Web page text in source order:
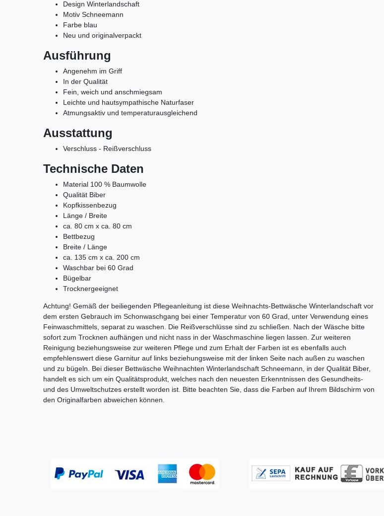
Design Winterlandschaft
Motiv Schneemann
Farbe blau
Neu und originalverpackt
Ausführung
Angenehm im Griff
In der Qualität
Fein, weich und anschmiegsam
Leichte und hautsympathische Naturfaser
Atmungsaktiv und temperaturausgleichend
Ausstattung
Verschluss - Reißverschluss
Technische Daten
Material 100 % Baumwolle
Qualität Biber
Kopfkissenbezug
Länge / Breite
ca. 80 cm x ca. 80 cm
Bettbezug
Breite / Länge
ca. 135 cm x ca. 200 cm
Waschbar bei 60 Grad
Bügelbar
Trocknergeeignet
Achtung! Gemäß der beiliegenden Pflegeanleitung ist diese Weihnachts-Bettwäsche Winterlandschaft vor
dem ersten Gebrauch im Schonwaschgang bei einer Temperatur von 60 Grad, unter Verwendung eines
Feinwaschmittels, separat zu waschen. Die Reißverschlüsse sind zu schließen. Nach der Wäsche bitte
sofort zum Trocknen aufhängen und nicht nass in der Waschmaschine liegen lassen. Zur weiteren
Reinigung beziehungsweise zur weiteren Pflege und zum Erhalt der Farben ist es ebenfalls auch
empfehlenswert diese Garnitur auf links beziehungsweise mit der linken Seite nach außen zu waschen
und zu bügeln. Bei dieser Bettwäsche Weihnachten Winterlandschaft Schneemann, in der Qualität Biber,
handelt es sich um ein Qualitätsprodukt, welches nach den neuesten Erkenntnissen des Gesundheits-
und des Umweltschutzes erstellt worden ist. Bitte beachten Sie, dass die Farben auf Ihrem Bildschirm von
den Originalfarben abweichen können.